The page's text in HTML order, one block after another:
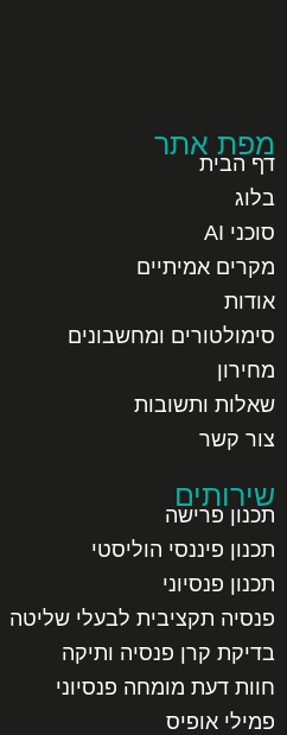
מפת אתר
דף הבית
בלוג
סוכני AI
מקרים אמיתיים
אודות
סימולטורים ומחשבונים
מחירון
שאלות ותשובות
צור קשר
שירותים
תכנון פרישה
תכנון פיננסי הוליסטי
תכנון פנסיוני
פנסיה תקציבית לבעלי שליטה
בדיקת קרן פנסיה ותיקה
חוות דעת מומחה פנסיוני
פמילי אופיס